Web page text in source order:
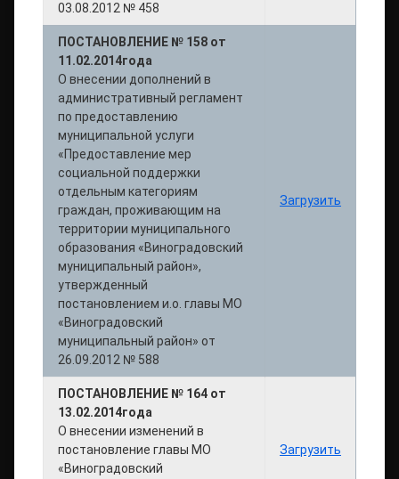
03.08.2012 № 458
ПОСТАНОВЛЕНИЕ № 158 от
11.02.2014года
О внесении дополнений в
административный регламент
по предоставлению
муниципальной услуги
«Предоставление мер
социальной поддержки
отдельным категориям
граждан, проживающим на
территории муниципального
образования «Виноградовский
муниципальный район»,
утвержденный
постановлением и.о. главы МО
«Виноградовский
муниципальный район» от
26.09.2012 № 588
Загрузить
ПОСТАНОВЛЕНИЕ № 164 от
13.02.2014года
О внесении изменений в
постановление главы МО
«Виноградовский
Загрузить